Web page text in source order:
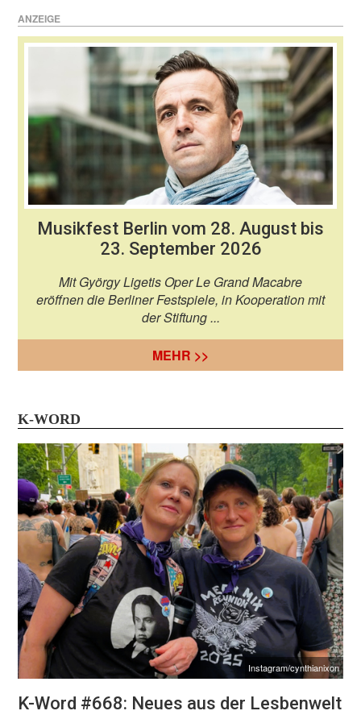
ANZEIGE
Musikfest Berlin vom 28. August bis
23. September 2026
Mit György Ligetis Oper Le Grand Macabre
eröffnen die Berliner Festspiele, in Kooperation mit
der Stiftung ...
MEHR >>
K-WORD
Instagram/cynthianixon
K-Word #668: Neues aus der Lesbenwelt